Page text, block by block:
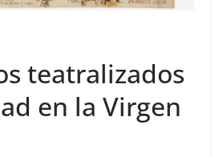
teatralizados
en la Virgen